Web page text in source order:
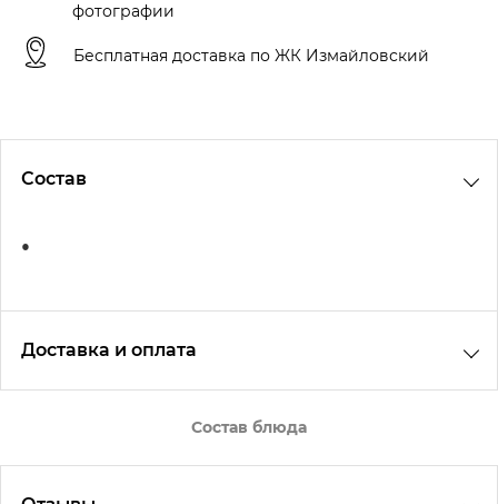
фотографии
Бесплатная доставка по ЖК Измайловский
Состав
Доставка и оплата
Состав блюда